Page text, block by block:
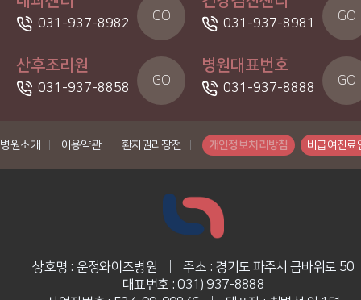
031-937-8982 GO 031-937-8981 GO
산후조리원
031-937-8858 GO
병원대표번호
031-937-8888 GO
병원소개 이용약관 환자권리장전 개인정보처리방침 비급여진료
상호명 : 운정와이즈병원
주소 : 경기도 파주시 금바위로 50
대표번호 : 031) 937-8888